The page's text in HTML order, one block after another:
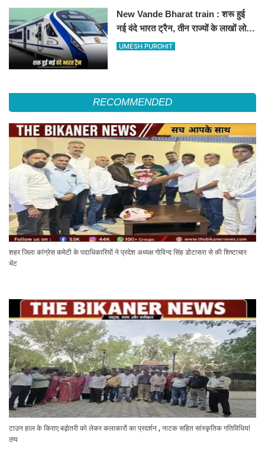
New Vande Bharat train : शरू हुई
नई वंदे भारत ट्रैन, तीन राज्यों के लाखों लोगों
का सफर होगा आसान, देखें पूरा रूटमैप
UMESH PUROHIT
RECOMMENDED
शहर जिला कांग्रेस कमेटी के पदाधिकारियों ने प्रदेश अध्यक्ष गोविन्द सिंह डोटासरा से की शिष्टाचार
भेंट
टाउन हाल के किराए बढ़ोतरी को लेकर कलाकारों का प्रदर्शन , नाटक सहित सांस्कृतिक गतिविधियां
ठप्प